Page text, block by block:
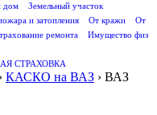
дом
Земельный участок
и затопления От кражи
От
ремонта
Имущество физ
СТРАХОВКА
› КАСКО на ВАЗ › ВАЗ